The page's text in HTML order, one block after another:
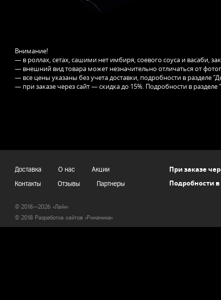
Внимание!
— в роллах, сетах, сашими нет имбиря, соевого соуса и васаби,
— внешний вид товара может незначительно отличаться от
— все цены указаны без учета доставки, подробности в разделе
— при заказе через сайт — скидка до 15%. Подробности в разделе
Доставка О нас
Акции
Контакты
Отзывы Партнеры
© 2018—2026 «Лайк»
© 2018 Разработка сайтов «Ринамика»
При заказе
Подробности